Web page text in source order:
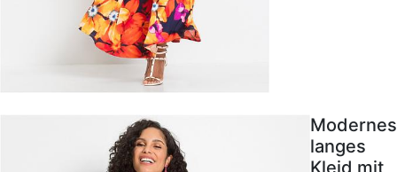
Modernes
langes
Kleid mit